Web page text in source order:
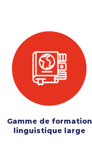
Gamme de formation
linguistique large